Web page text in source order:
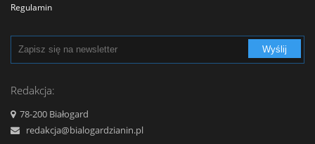
Turystyka - Wypoczynek
Usługi
Zabytki, Obiekty
Regulamin
Cennik
Kontakt
Wyślij
Redakcja:
78-200 Białogard
redakcja@bialogardzianin.pl